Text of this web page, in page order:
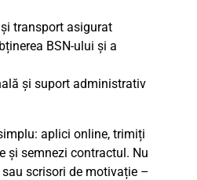
transport asigurat
BSN-ului și a
și suport administrativ
aplici online, trimiți
și semnezi contractul. Nu
scrisori de motivație –